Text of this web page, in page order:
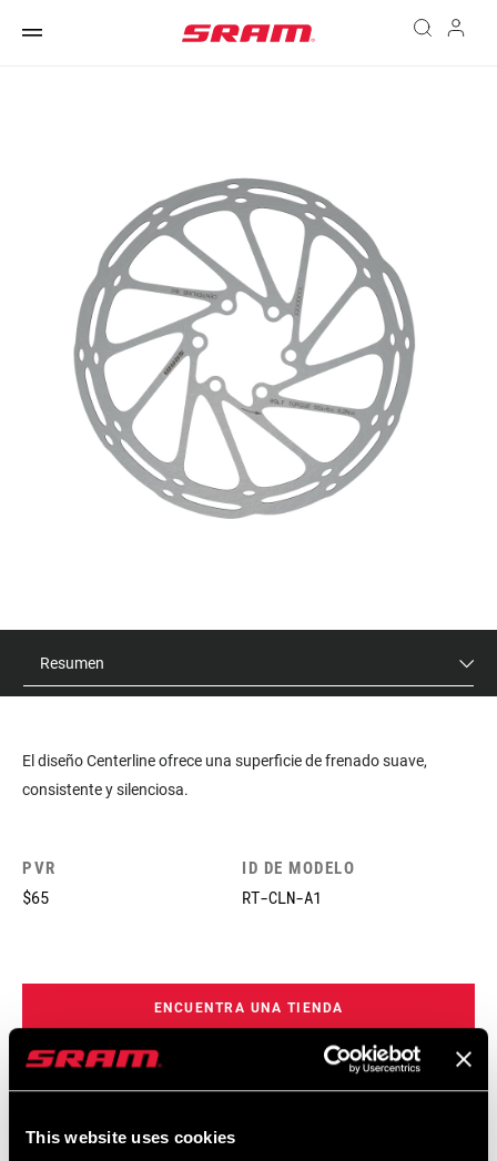
This website uses cookies
Resumen
ENCUENTRA UNA TIENDA
El diseño Centerline ofrece una superficie de frenado suave,
consistente y silenciosa.
PVR
$65
ID DE MODELO
RT-CLN-A1
CARACTERÍSTICAS